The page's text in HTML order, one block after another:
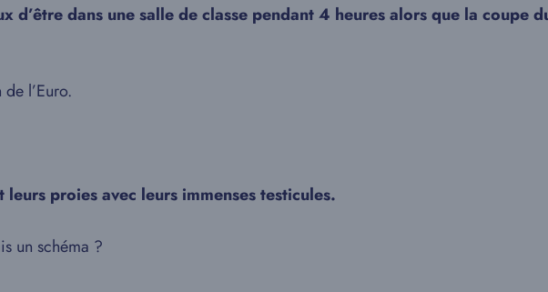
d’être dans une salle de classe pendant 4 heures alors que la coupe
l’Euro.
leurs proies avec leurs immenses testicules.
un schéma ?